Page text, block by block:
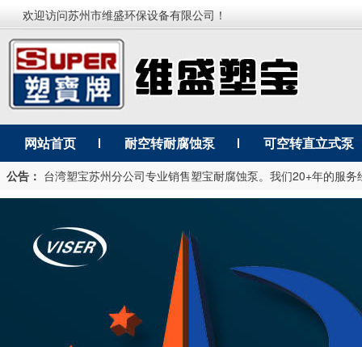
欢迎访问苏州市维盛环保设备有限公司！
网站首页 耐空转耐腐蚀泵 可空转直立式泵
公告： 台湾塑宝苏州分公司专业销售塑宝耐腐蚀泵。我们20+年的服